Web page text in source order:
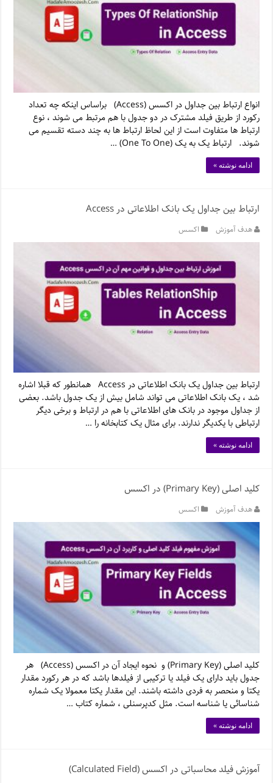
انواع ارتباط بین جداول در اکسس (Access) براساس اینکه چه تعداد
رکورد از طریق فیلد مشترک در دو جدول با هم مرتبط می شوند ، نوع
ارتباط ها متفاوت است از این لحاظ ارتباط ها به چند دسته تقسیم می
شوند. ارتباط یک به یک (One To One) …
ادامه نوشته »
ارتباط بین جداول یک بانک اطلاعاتی در Access
هدف آموزش اکسس
ارتباط بین جداول یک بانک اطلاعاتی در Access همانطور که قبلا اشاره
شد ، یک بانک اطلاعاتی می تواند شامل بیش از یک جدول باشد. بعضی
از جداول موجود در بانک های اطلاعاتی با هم در ارتباط و برخی دیگر
ارتباطی با یکدیگر ندارند. برای مثال یک کتابخانه را …
ادامه نوشته »
کلید اصلی (Primary Key) در اکسس
هدف آموزش اکسس
کلید اصلی (Primary Key) و نحوه ایجاد آن در اکسس (Access) هر
جدول باید دارای یک فیلد یا ترکیبی از فیلدها باشد که در هر رکورد مقدار
یکتا و منحصر به فردی داشته باشند. این مقدار یکتا معمولا یک شماره
شناسائی یا شناسه است. مثل کدپرسنلی ، شماره کتاب …
ادامه نوشته »
آموزش فیلد محاسباتی در اکسس (Calculated Field)